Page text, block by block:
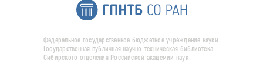
Федеральное государственное бюджетное учреждение науки
Государственная публичная научно-техническая библиотека
Сибирского отделения Российской академии наук